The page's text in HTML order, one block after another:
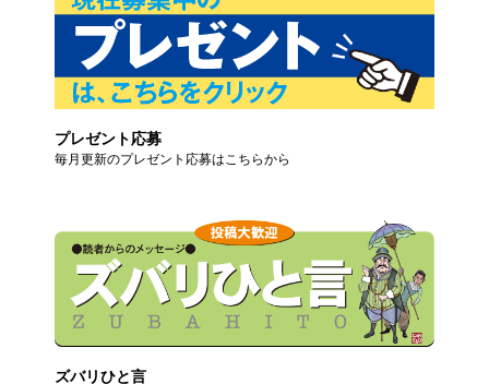
プレゼント応募
毎月更新のプレゼント応募はこちらから
ズバリひと言